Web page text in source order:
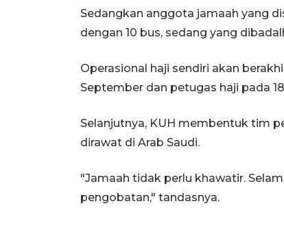
Sedangkan anggota jamaah yang
dengan 10 bus, sedang yang
Operasional haji sendiri akan
September dan petugas haji pada
Selanjutnya, KUH membentuk tim
dirawat di Arab Saudi.
"Jamaah tidak perlu khawatir.
pengobatan," tandasnya.